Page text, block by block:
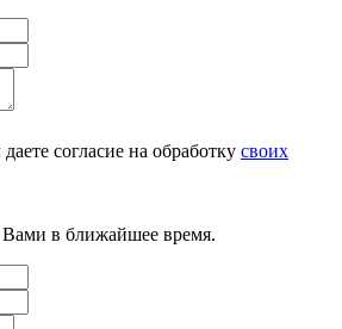
согласие на обработку своих
в ближайшее время.